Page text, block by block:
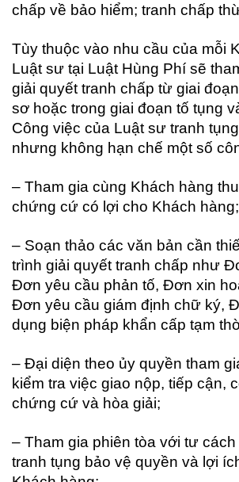
chấp về bảo hiểm; tranh chấp
Tùy thuộc vào nhu cầu của mỗi
Luật sư tại Luật Hùng Phí sẽ
giải quyết tranh chấp từ giai
sơ hoặc trong giai đoạn tố tụng
Công việc của Luật sư tranh
nhưng không hạn chế một số
– Tham gia cùng Khách hàng
chứng cứ có lợi cho Khách hàng;
– Soạn thảo các văn bản cần
trình giải quyết tranh chấp như
Đơn yêu cầu phản tố, Đơn xin
Đơn yêu cầu giám định chữ ký,
dụng biện pháp khẩn cấp tạm
– Đại diện theo ủy quyền tham
kiểm tra việc giao nộp, tiếp cận,
chứng cứ và hòa giải;
– Tham gia phiên tòa với tư
tranh tụng bảo vệ quyền và lợi